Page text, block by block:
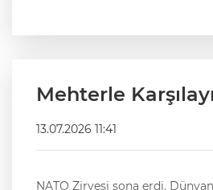
Mehterle
13.07.2026 11:41
NATO Zirvesi sona erdi.